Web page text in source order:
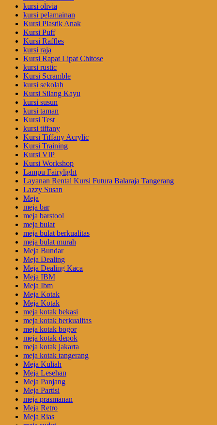
kursi olivia
kursi pelamainan
Kursi Plastik Anak
Kursi Puff
Kursi Raffles
kursi raja
Kursi Rapat Lipat Chitose
kursi rustic
Kursi Scramble
kursi sekolah
Kursi Silang Kayu
kursi susun
kursi taman
Kursi Test
kursi tiffany
Kursi Tiffany Acrylic
Kursi Training
Kursi VIP
Kursi Workshop
Lampu Fairylight
Layanan Rental Kursi Futura Balaraja Tangerang
Lazzy Susan
Meja
meja bar
meja barstool
meja bulat
meja bulat berkualitas
meja bulat murah
Meja Bundar
Meja Dealing
Meja Dealing Kaca
Meja IBM
Meja Ibm
Meja Kotak
Meja Kotak
meja kotak bekasi
meja kotak berkualitas
meja kotak bogor
meja kotak depok
meja kotak jakarta
meja kotak tangerang
Meja Kuliah
Meja Lesehan
Meja Panjang
Meja Partisi
meja prasmanan
Meja Retro
Meja Rias